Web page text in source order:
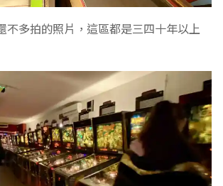
不多拍的照片，這區都是三四十年以上